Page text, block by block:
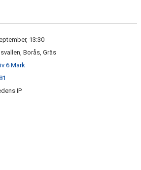
13:30
Borås, Gräs
6 Mark
IP